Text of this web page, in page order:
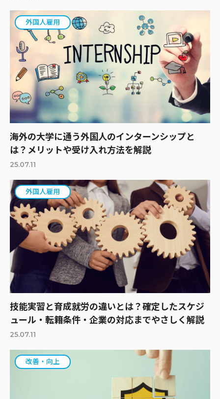
外国人雇用
海外の大学に通う外国人のインターンシップと
は？メリットや受け入れ方法を解説
25.07.11
外国人雇用
技能実習と育成就労の違いとは？確定したスケジ
ュール・転籍条件・企業の対応までやさしく解説
25.07.11
改善・向上